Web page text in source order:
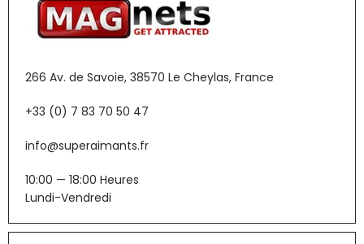
266 Av. de Savoie, 38570 Le Cheylas, France
+33 (0) 7 83 70 50 47
info@superaimants.fr
10:00 — 18:00 Heures
Lundi-Vendredi